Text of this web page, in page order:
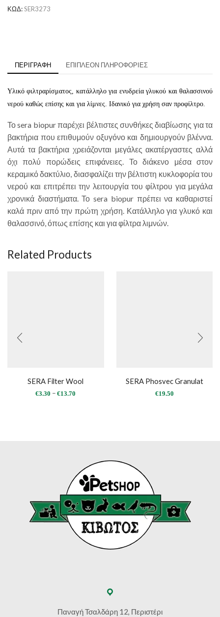
ΚΩΔ:SER3273
ΠΕΡΙΓΡΑΦΉ ΕΠΙΠΛΈΟΝ ΠΛΗΡΟΦΟΡΊΕΣ
Υλικό φιλτραρίσματος, κατάλληλο για ενυδρεία γλυκού και θαλασσινού
νερού καθώς επίσης και για λίμνες. Ιδανικό για χρήση σαν προφίλτρο.
Το sera biopur παρέχει βέλτιστες συνθήκες διαβίωσης για τα
βακτήρια που επιθυμούν οξυγόνο και δημιουργούν βλέννα.
Αυτά τα βακτήρια χρειάζονται μεγάλες ακατέργαστες αλλά
όχι πολύ πορώδεις επιφάνειες. Το διάκενο μέσα στον
κεραμικό δακτύλιο, διασφαλίζει την βέλτιστη κυκλοφορία του
νερού και επιτρέπει την λειτουργία του φίλτρου για μεγάλα
χρονικά διαστήματα. Το sera biopur πρέπει να καθαριστεί
καλά πριν από την πρώτη χρήση. Κατάλληλο για γλυκό και
θαλασσινό, όπως επίσης και για φίλτρα λιμνών.
Related Products
SERA Filter Wool
€3.30 – €13.70
SERA Phosvec Granulat
€19.50
Παναγή Τσαλδάρη 12, Περιστέρι